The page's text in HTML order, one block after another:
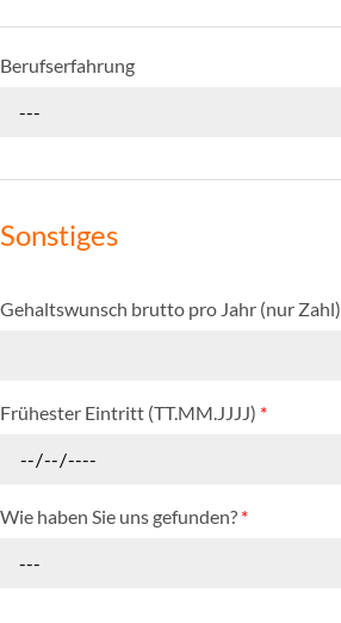
Berufserfahrung
---
Sonstiges
Gehaltswunsch brutto pro Jahr (nur Zahl)
Frühester Eintritt (TT.MM.JJJJ) *
Wie haben Sie uns gefunden? *
---